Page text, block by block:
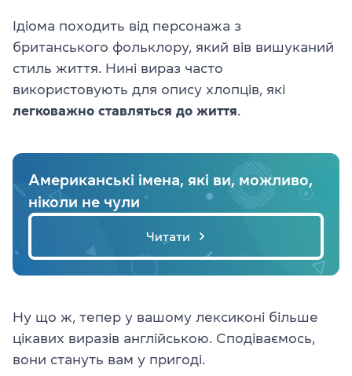
Ідіома походить від персонажа з
британського фольклору, який вів вишуканий
стиль життя. Нині вираз часто
використовують для опису хлопців, які
легковажно ставляться до життя
Американські імена, які ви, можливо,
ніколи не чули
Читати
Ну що ж, тепер у вашому лексиконі більше
цікавих виразів англійською. Сподіваємось,
вони стануть вам у пригоді.